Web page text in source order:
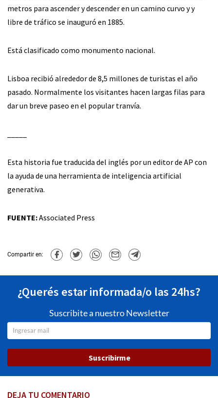
metros para ascender y descender en un camino curvo y y
libre de tráfico se inauguró en 1885.
Está clasificado como monumento nacional.
Lisboa recibió alrededor de 8,5 millones de turistas el año
pasado. Normalmente los visitantes hacen largas filas para
dar un breve paseo en el popular tranvía.
Esta historia fue traducida del inglés por un editor de AP con
la ayuda de una herramienta de inteligencia artificial
generativa.
FUENTE:Associated Press
Compartir en:
¿Querés estar informada/o las 24hs?
Suscribite a nuestro Newsletter
Suscribirme
DEJA TU COMENTARIO